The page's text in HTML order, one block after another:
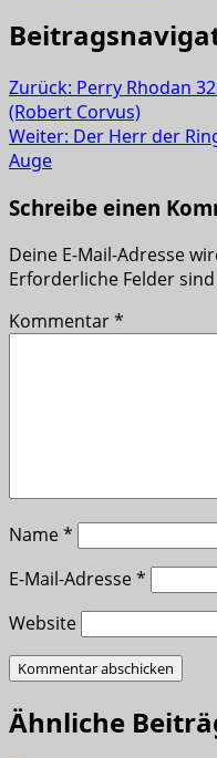
Zurück: Perry Rhodan
(Robert Corvus)
Weiter: Der Herr der
Auge
Schreibe einen
Deine E-Mail-Adresse
Erforderliche Felder
Kommentar*
Name*
E-Mail-Adresse*
Website
Ähnliche